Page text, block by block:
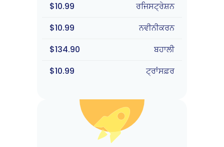
$10.99
ਰਜਿਸਟ੍ਰੇਸ਼ਨ
$10.99
ਨਵੀਨੀਕਰਨ
$134.90
ਬਹਾਲੀ
$10.99
ਟ੍ਰਾਂਸਫ਼ਰ